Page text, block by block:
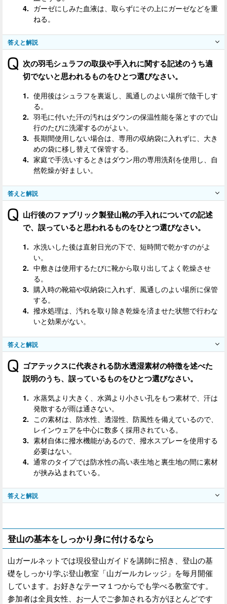
ガーゼにしみた血液は、取らずにその上にガーゼなどを重
ねる。
答えと解説
次の羽毛シュラフの取扱や手入れに関する記述のうち適
切でないと思われるものをひとつ選びなさい。
使用後はシュラフを裏返し、風通しのよい場所で陰干しす
る。
羽毛に付いた汗の汚れはダウンの保温性能を落とすので山
行のたびに洗濯するのがよい。
長期間使用しない場合は、専用の収納袋に入れずに、大き
めの袋に移し替えて保管する。
家庭で手洗いするときはダウン用の専用洗剤を使用し、自
然乾燥が好ましい。
答えと解説
山行後のファブリック製登山靴の手入れについての記述
で、誤っていると思われるものをひとつ選びなさい。
水洗いした後は直射日光の下で、短時間で乾かすのがよ
い。
中敷きは使用するたびに靴から取り出してよく乾燥させ
る。
購入時の靴箱や収納袋に入れず、風通しのよい場所に保管
する。
撥水処理は、汚れを取り除き乾燥を済ませた状態で行わな
いと効果がない。
答えと解説
ゴアテックスに代表される防水透湿素材の特徴を述べた
説明のうち、誤っているものをひとつ選びなさい。
水蒸気より大きく、水満より小さい孔をもつ素材で、汗は
発散するが雨は通さない。
この素材は、防水性、透湿性、防風性を備えているので、
レインウェアを中心に数多く採用されている。
素材自体に撥水機能があるので、撥水スプレーを使用する
必要はない。
通常のタイプでは防水性の高い表生地と裏生地の間に素材
が挟み込まれている。
答えと解説
登山の基本をしっかり身に付けるなら
山ガールネットでは現役登山ガイドを講師に招き、登山の基
礎をしっかり学ぶ登山教室「山ガールカレッジ」を毎月開催
しています。お好きなテーマ１つからでも学べる教室です。
参加者は全員女性、お一人でご参加される方がほとんどです